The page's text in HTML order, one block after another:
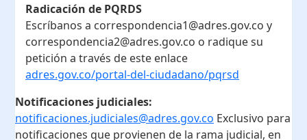
Radicación de PQRDS
Escríbanos a correspondencia1@adres.gov.co y
correspondencia2@adres.gov.co o radique su
petición a través de este enlace
adres.gov.co/portal-del-ciudadano/pqrsd
Notificaciones judiciales:
notificaciones.judiciales@adres.gov.co Exclusivo para
notificaciones que provienen de la rama judicial, en